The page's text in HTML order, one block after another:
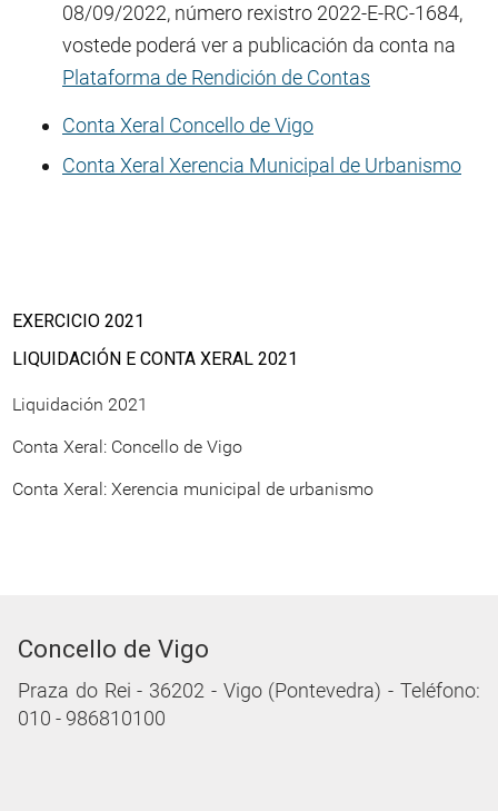
08/09/2022, número rexistro 2022-E-RC-1684,
vostede poderá ver a publicación da conta na
Plataforma de Rendición de Contas
Conta Xeral Concello de Vigo
Conta Xeral Xerencia Municipal de Urbanismo
EXERCICIO 2021
LIQUIDACIÓN E CONTA XERAL 2021
Liquidación 2021
Conta Xeral: Concello de Vigo
Conta Xeral: Xerencia municipal de urbanismo
Concello de Vigo
Praza do Rei - 36202 - Vigo (Pontevedra) - Teléfono:
010 - 986810100